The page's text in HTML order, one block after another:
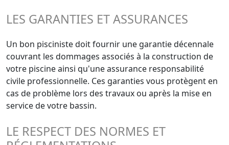
LES GARANTIES ET ASSURANCES
Un bon pisciniste doit fournir une garantie décennale
couvrant les dommages associés à la construction de
votre piscine ainsi qu'une assurance responsabilité
civile professionnelle. Ces garanties vous protègent en
cas de problème lors des travaux ou après la mise en
service de votre bassin.
LE RESPECT DES NORMES ET